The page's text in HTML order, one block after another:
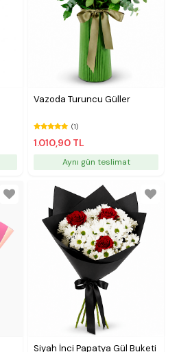
Vazoda Turuncu Güller
(1)
1.010,90 TL
Aynı gün teslimat
Siyah İnci Papatya Gül Buketi